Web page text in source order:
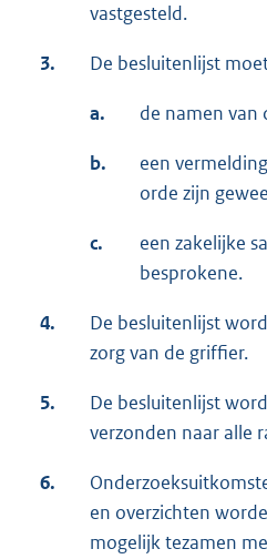
vastgesteld.
3. De besluitenlijst
a. de namen van
b.
een
orde zijn
c.
een zakelijke
besprokene.
4.
De besluitenlijst
zorg van de griffier.
5.
De besluitenlijst
verzonden naar alle
6.
en overzichten
mogelijk tezamen